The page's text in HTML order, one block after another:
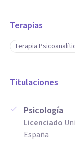
Terapias
Terapia
Titulaciones
Psicología
Licenciado
España